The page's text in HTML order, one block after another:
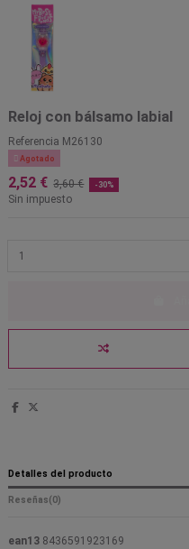
Reloj con bálsamo labial
Referencia M26130
 Agotado
2,52 € 3,60 € -30%
Sin impuesto
Detalles del producto
Reseñas(0)
ean13 8436591923169